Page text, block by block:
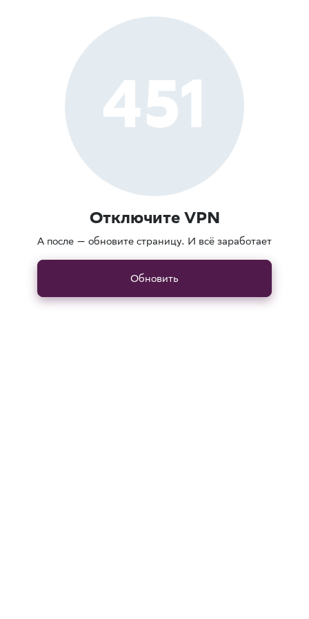
451
Отключите VPN
А после — обновите страницу. И всё заработает
Обновить